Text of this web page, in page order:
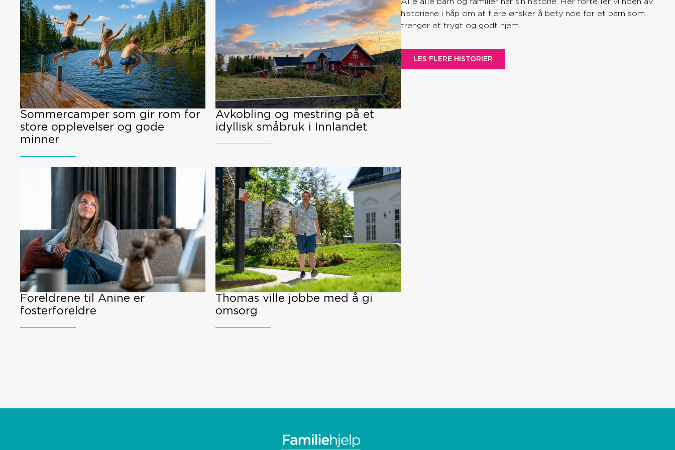
Sommercamper som gir rom for
store opplevelser og gode
minner
Avkobling og mestring på et
idyllisk småbruk i Innlandet
Foreldrene til Anine er
fosterforeldre
Thomas ville jobbe med å gi
omsorg
Alle alle barn og familier har sin historie. Her forteller vi noen av
historiene i håp om at flere ønsker å bety noe for et barn som
trenger et trygt og godt hjem.
LES FLERE HISTORIER